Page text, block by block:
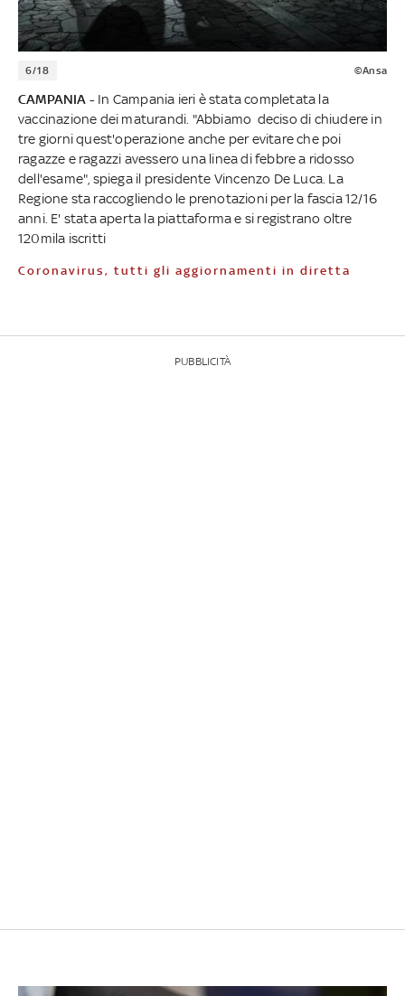
6/18 ©Ansa
CAMPANIA - In Campania ieri è stata completata la
vaccinazione dei maturandi. "Abbiamo deciso di chiudere in
tre giorni quest'operazione anche per evitare che poi
ragazze e ragazzi avessero una linea di febbre a ridosso
dell'esame", spiega il presidente Vincenzo De Luca. La
Regione sta raccogliendo le prenotazioni per la fascia 12/16
anni. E' stata aperta la piattaforma e si registrano oltre
120mila iscritti
Coronavirus, tutti gli aggiornamenti in diretta
PUBBLICITÀ